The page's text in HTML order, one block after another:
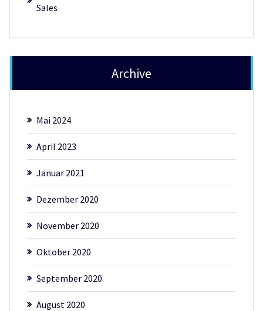
Sales
Archive
Mai 2024
April 2023
Januar 2021
Dezember 2020
November 2020
Oktober 2020
September 2020
August 2020